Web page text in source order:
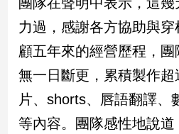
國
會
點
觀
點
力過，感謝各方協助與
顧五年來的經營歷程，
無一日斷更，累積製作
片、shorts、唇語翻譯、
等內容。團隊感性地說